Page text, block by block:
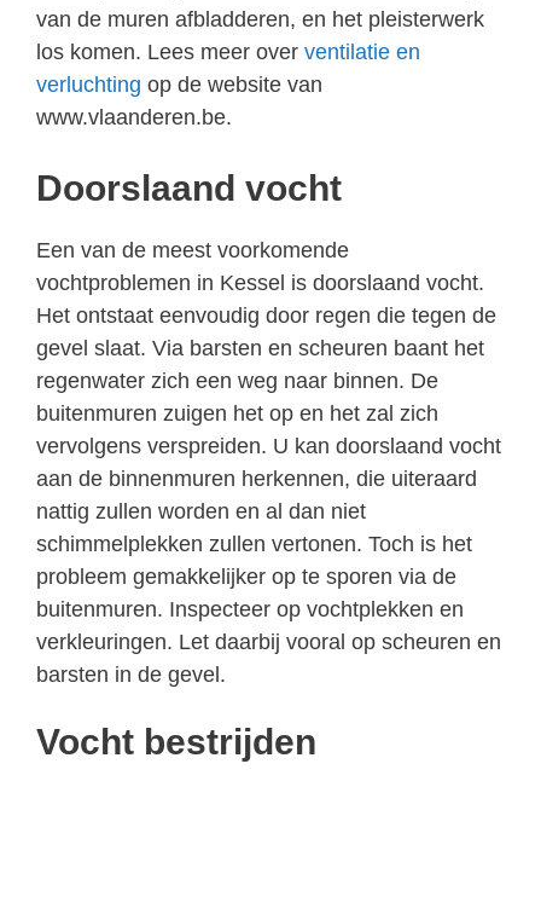
van de muren afbladderen, en het pleisterwerk
los komen. Lees meer over ventilatie en
verluchting op de website van
www.vlaanderen.be.
Doorslaand vocht
Een van de meest voorkomende
vochtproblemen in Kessel is doorslaand vocht.
Het ontstaat eenvoudig door regen die tegen de
gevel slaat. Via barsten en scheuren baant het
regenwater zich een weg naar binnen. De
buitenmuren zuigen het op en het zal zich
vervolgens verspreiden. U kan doorslaand vocht
aan de binnenmuren herkennen, die uiteraard
nattig zullen worden en al dan niet
schimmelplekken zullen vertonen. Toch is het
probleem gemakkelijker op te sporen via de
buitenmuren. Inspecteer op vochtplekken en
verkleuringen. Let daarbij vooral op scheuren en
barsten in de gevel.
Vocht bestrijden